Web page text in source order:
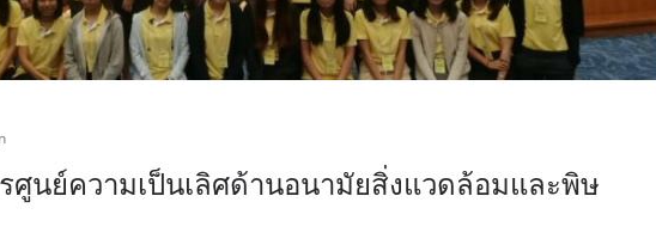
ศูนย์ความเป็นเลิศด้านอนามัยสิ่งแวดล้อมและพิษ